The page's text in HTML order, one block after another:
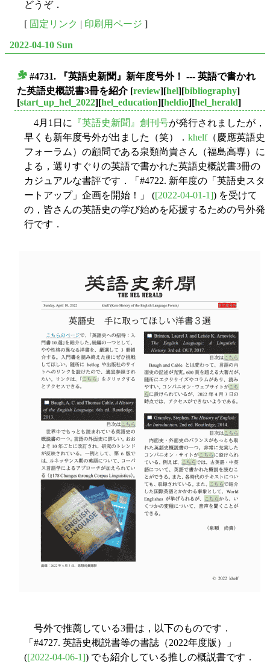
どうぞ．
[ 固定リンク 印刷用ページ ]
2022-04-10 Sun
#4731. 『英語史新聞』新年度号外！ --- 英語で書かれ
た英語史概説書3冊を紹介[review][hel][bibliography]
[start_up_hel_2022][hel_education][heldio][hel_herald]
4月1日に
『英語史新聞』創刊号が発行されましたが，
早くも新年度号外が出ました（笑）． khelf（慶應英語史
フォーラム）の顧問である泉類尚貴さん（福島高専）に
よる，選りすぐりの英語で書かれた英語史概説書3冊の
カジュアルな書評です．「#4722. 新年度の「英語史スタ
ートアップ」企画を開始！」 ([2022-04-01-1]) を受けて
の，皆さんの英語史の学び始めを応援するための号外発
行です．
号外で推薦している3冊は，以下のものです．
「#4727. 英語史概説書等の書誌（2022年度版）」
([2022-04-06-1]) でも紹介している推しの概説書です．